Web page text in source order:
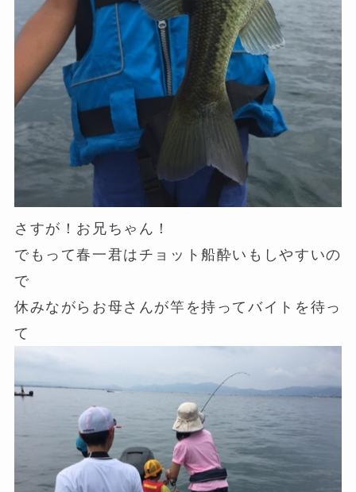
さすが！お兄ちゃん！
でもって春一君はチョット船酔いもしやすいの
で
休みながらお母さんが竿を持ってバイトを待っ
て